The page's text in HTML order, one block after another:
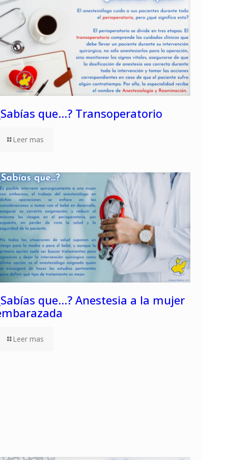
que…? Transoperatorio
Leer mas
que…? Anestesia a la mujer
Leer mas